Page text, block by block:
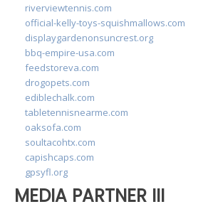
riverviewtennis.com
official-kelly-toys-squishmallows.com
displaygardenonsuncrest.org
bbq-empire-usa.com
feedstoreva.com
drogopets.com
ediblechalk.com
tabletennisnearme.com
oaksofa.com
soultacohtx.com
capishcaps.com
gpsyfl.org
MEDIA PARTNER III